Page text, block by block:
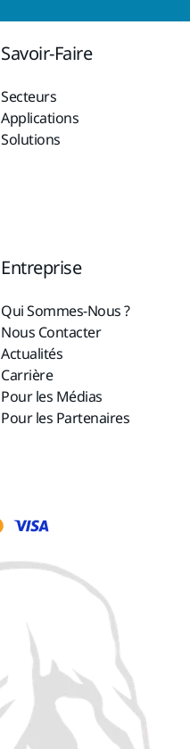
Savoir-Faire
Secteurs
Applications
Solutions
Entreprise
Qui Sommes-Nous ?
Nous Contacter
Actualités
Carrière
Pour les Médias
Pour les Partenaires